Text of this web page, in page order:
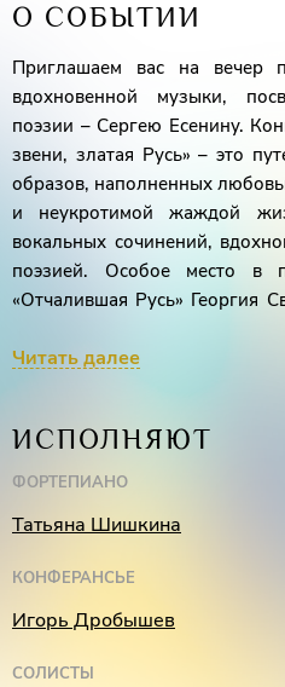
О СОБЫТИИ
Приглашаем вас на вечер
вдохновенной музыки,
поэзии – Сергею Есенину.
звени, златая Русь» – это
образов, наполненных
и неукротимой жаждой
вокальных сочинений,
поэзией. Особое место в
«Отчалившая Русь» Георгия
поэта о судьбе родной
Иван Буянец (тенор),
Конферансье
Читать далее
ИСПОЛНЯЮТ
ФОРТЕПИАНО
Татьяна Шишкина
КОНФЕРАНСЬЕ
Игорь Дробышев
СОЛИСТЫ